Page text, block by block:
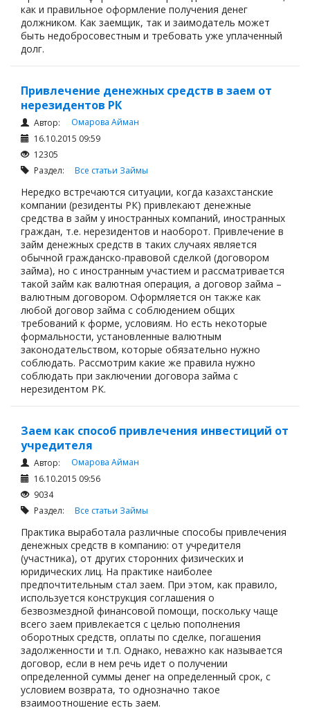
как и правильное оформление получения денег
должником. Как заемщик, так и заимодатель может
быть недобросовестным и требовать уже уплаченный
долг.
Привлечение денежных средств в заем от
нерезидентов РК
Автор:
Омарова Айман
16.10.2015 09:59
12305
Раздел: Все статьи Займы
Нередко встречаются ситуации, когда казахстанские
компании (резиденты РК) привлекают денежные
средства в займ у иностранных компаний, иностранных
граждан, т.е. нерезидентов и наоборот. Привлечение в
займ денежных средств в таких случаях является
обычной гражданско-правовой сделкой (договором
займа), но с иностранным участием и рассматривается
такой займ как валютная операция, а договор займа –
валютным договором. Оформляется он также как
любой договор займа с соблюдением общих
требований к форме, условиям. Но есть некоторые
формальности, установленные валютным
законодательством, которые обязательно нужно
соблюдать. Рассмотрим какие же правила нужно
соблюдать при заключении договора займа с
нерезидентом РК.
Заем как способ привлечения инвестиций от
учредителя
Автор:
Омарова Айман
16.10.2015 09:56
9034
Раздел: Все статьи Займы
Практика выработала различные способы привлечения
денежных средств в компанию: от учредителя
(участника), от других сторонних физических и
юридических лиц. На практике наиболее
предпочтительным стал заем. При этом, как правило,
используется конструкция соглашения о
безвозмездной финансовой помощи, поскольку чаще
всего заем привлекается с целью пополнения
оборотных средств, оплаты по сделке, погашения
задолженности и т.п. Однако, неважно как называется
договор, если в нем речь идет о получении
определенной суммы денег на определенный срок, с
условием возврата, то однозначно такое
взаимоотношение есть заем.